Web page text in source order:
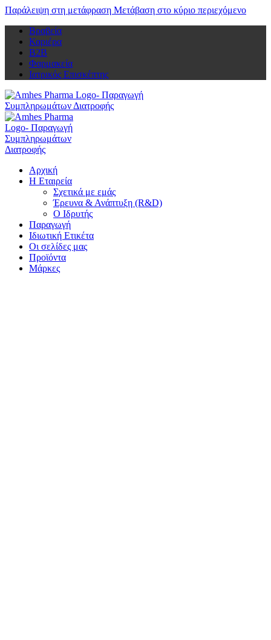
Παράλειψη στη μετάφραση Μετάβαση στο κύριο περιεχόμενο
Βραβεία
Καριέρα
Β2Β
Φαρμακεία
Ιατρικός Επισκέπτης
Αρχική
Η Εταιρεία
Σχετικά με εμάς
Έρευνα & Ανάπτυξη (R&D)
Ο Ιδρυτής
Παραγωγή
Ιδιωτική Ετικέτα
Οι σελίδες μας
Προϊόντα
Μάρκες